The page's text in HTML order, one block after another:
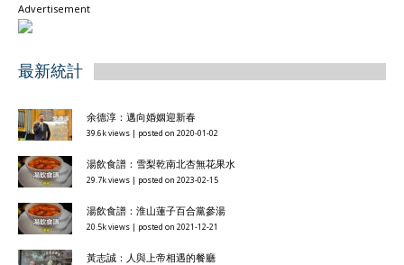
Advertisement
最新統計
余德淳：邁向婚姻迎新春
39.6k views | posted on 2020-01-02
湯飲食譜：雪梨乾南北杏無花果水
29.7k views | posted on 2023-02-15
湯飲食譜：淮山蓮子百合黨參湯
20.5k views | posted on 2021-12-21
黃志誠：人與上帝相遇的餐廳